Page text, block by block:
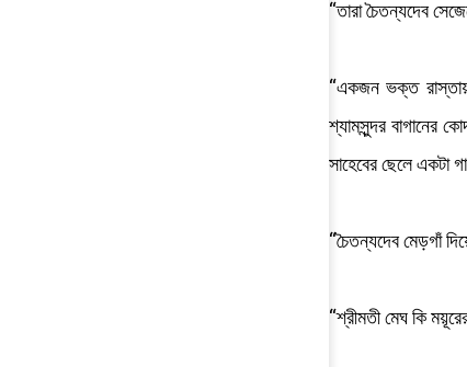
“তারা চৈতন্যদেব
“একজন ভক্ত রাস্তায়
শ্যামসুন্দর বাগানের
সাহেবের ছেলে একটা
“চৈতন্যদেব মেড়গাঁ
“শ্রীমতী মেঘ কি